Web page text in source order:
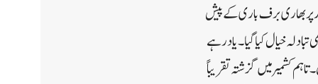
پر بھاری برف باری کے پیش
خیال کیا گیا۔یادرہے
کشمیر میں گزشتہ تقریباً